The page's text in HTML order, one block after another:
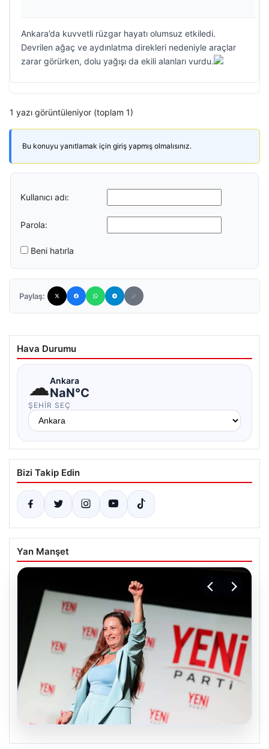
Ankara’da kuvvetli rüzgar hayatı olumsuz etkiledi.
Devrilen ağaç ve aydınlatma direkleri nedeniyle araçlar
zarar görürken, dolu yağışı da ekili alanları vurdu.
1 yazı görüntüleniyor (toplam 1)
Bu konuyu yanıtlamak için giriş yapmış olmalısınız.
Kullanıcı adı:
Parola:
Beni hatırla
Paylaş:
Hava Durumu
☁Ankara
NaN°C
ŞEHIR SEÇ
Bizi Takip Edin
Yan Manşet